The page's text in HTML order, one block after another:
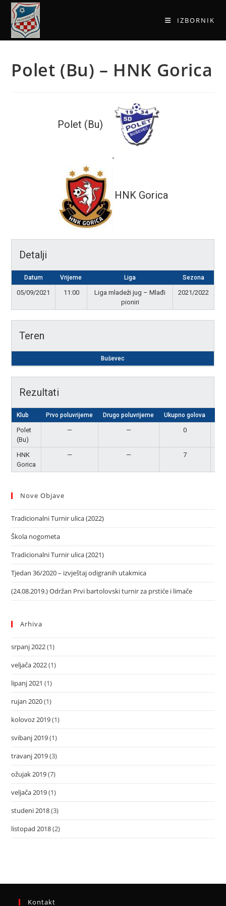
IZBORNIK
Polet (Bu) – HNK Gorica
Polet (Bu)
-
HNK Gorica
Detalji
Datum Vrijeme Liga Sezona
05/09/2021 11:00
Liga mladeži jug – Mlađi
pioniri
2021/2022
Teren
Buševec
Rezultati
Klub Prvo poluvrijeme Drugo poluvrijeme Ukupno golova
Polet
(Bu)
— — 0
HNK
Gorica
— — 7
Nove Objave
Tradicionalni Turnir ulica (2022)
Škola nogometa
Tradicionalni Turnir ulica (2021)
Tjedan 36/2020 – izvještaj odigranih utakmica
(24.08.2019.) Održan Prvi bartolovski turnir za prstiće i limače
Arhiva
srpanj 2022(1)
veljača 2022(1)
lipanj 2021 (1)
rujan 2020(1)
kolovoz 2019(1)
svibanj 2019(1)
travanj 2019(3)
ožujak 2019(7)
veljača 2019(1)
studeni 2018(3)
listopad 2018(2)
Kontakt